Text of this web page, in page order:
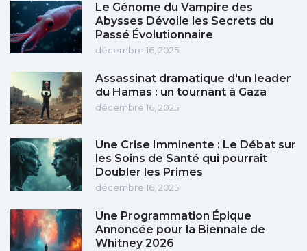
Le Génome du Vampire des
Abysses Dévoile les Secrets du
Passé Évolutionnaire
décembre 16, 2025
Assassinat dramatique d'un leader
du Hamas : un tournant à Gaza
décembre 16, 2025
Une Crise Imminente : Le Débat sur
les Soins de Santé qui pourrait
Doubler les Primes
décembre 16, 2025
Une Programmation Épique
Annoncée pour la Biennale de
Whitney 2026